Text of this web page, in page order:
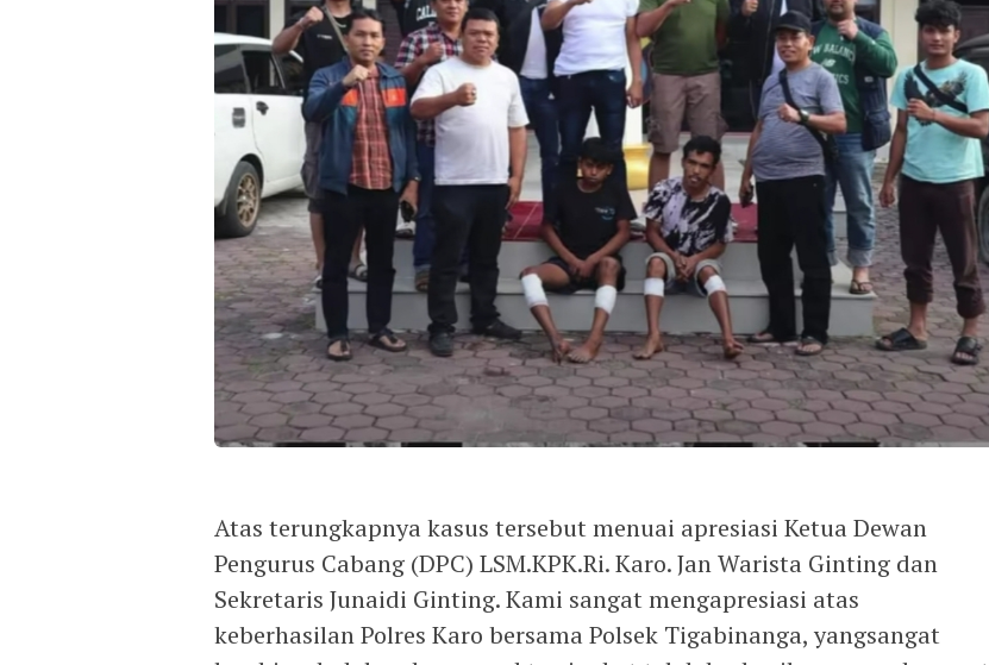
Atas terungkapnya kasus tersebut menuai apresiasi Ketua Dewan
Pengurus Cabang (DPC) LSM.KPK.Ri. Karo. Jan Warista Ginting dan
Sekretaris Junaidi Ginting. Kami sangat mengapresiasi atas
keberhasilan Polres Karo bersama Polsek Tigabinanga, yangsangat